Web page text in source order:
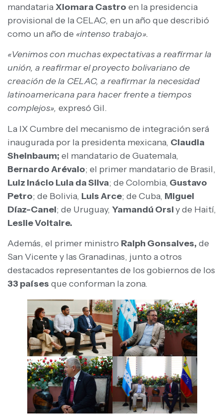
mandatariaXiomara Castro en la presidencia
provisional de la CELAC, en un año que describió
como un año de «intenso trabajo».
«Venimos con muchas expectativas a reafirmar la
unión, a reafirmar el proyecto bolivariano de
creación de la CELAC, a reafirmar la necesidad
latinoamericana para hacer frente a tiempos
complejos», expresó Gil.
La IX Cumbre del mecanismo de integración será
inaugurada por la presidenta mexicana, Claudia
Sheinbaum; el mandatario de Guatemala,
Bernardo Arévalo; el primer mandatario de Brasil,
Luiz Inácio Lula da Silva; de Colombia, Gustavo
Petro; de Bolivia, Luis Arce; de Cuba, Miguel
Díaz-Canel; de Uruguay, Yamandú Orsiy de Haití,
Leslie Voltaire.
Además, el primer ministro Ralph Gonsalves, de
San Vicente y las Granadinas, junto a otros
destacados representantes de los gobiernos de los
33 países que conforman la zona.